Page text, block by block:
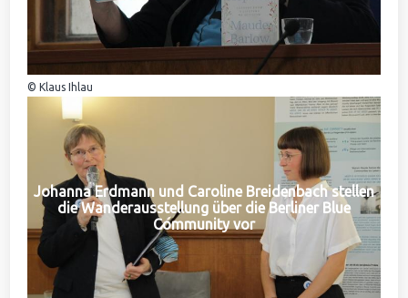
© Klaus Ihlau
Johanna Erdmann und Caroline Breidenbach stellen
die Wanderausstellung über die Berliner Blue
Community vor